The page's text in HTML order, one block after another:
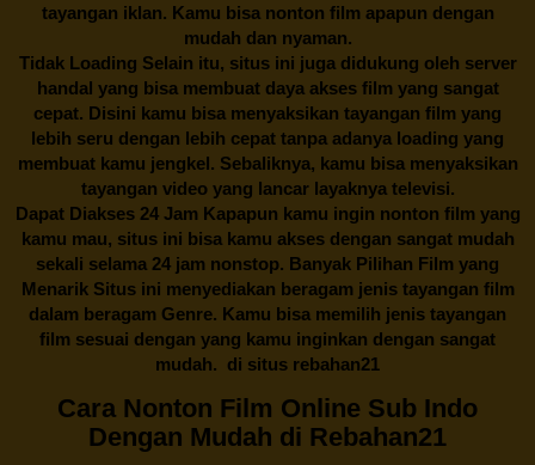
tayangan iklan. Kamu bisa nonton film apapun dengan
mudah dan nyaman.
Tidak Loading Selain itu, situs ini juga didukung oleh server
handal yang bisa membuat daya akses film yang sangat
cepat. Disini kamu bisa menyaksikan tayangan film yang
lebih seru dengan lebih cepat tanpa adanya loading yang
membuat kamu jengkel. Sebaliknya, kamu bisa menyaksikan
tayangan video yang lancar layaknya televisi.
Dapat Diakses 24 Jam Kapapun kamu ingin nonton film yang
kamu mau, situs ini bisa kamu akses dengan sangat mudah
sekali selama 24 jam nonstop. Banyak Pilihan Film yang
Menarik Situs ini menyediakan beragam jenis tayangan film
dalam beragam Genre. Kamu bisa memilih jenis tayangan
film sesuai dengan yang kamu inginkan dengan sangat
mudah. di situs rebahan21
Cara Nonton Film Online Sub Indo
Dengan Mudah di Rebahan21